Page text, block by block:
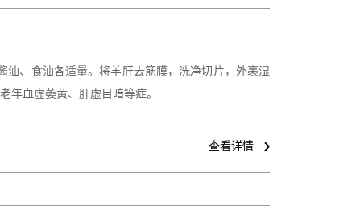
油、食油各适量。将羊肝去筋膜，洗净切片，外裹湿
年血虚萎黄、肝虚目暗等症。
查看详情